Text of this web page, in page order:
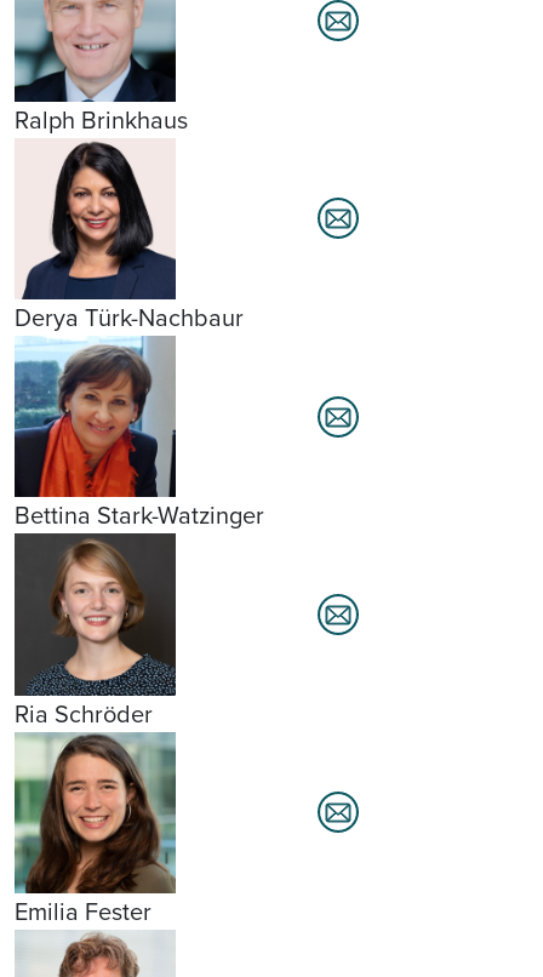
Ralph Brinkhaus
Derya Türk-Nachbaur
Bettina Stark-Watzinger
Ria Schröder
Emilia Fester